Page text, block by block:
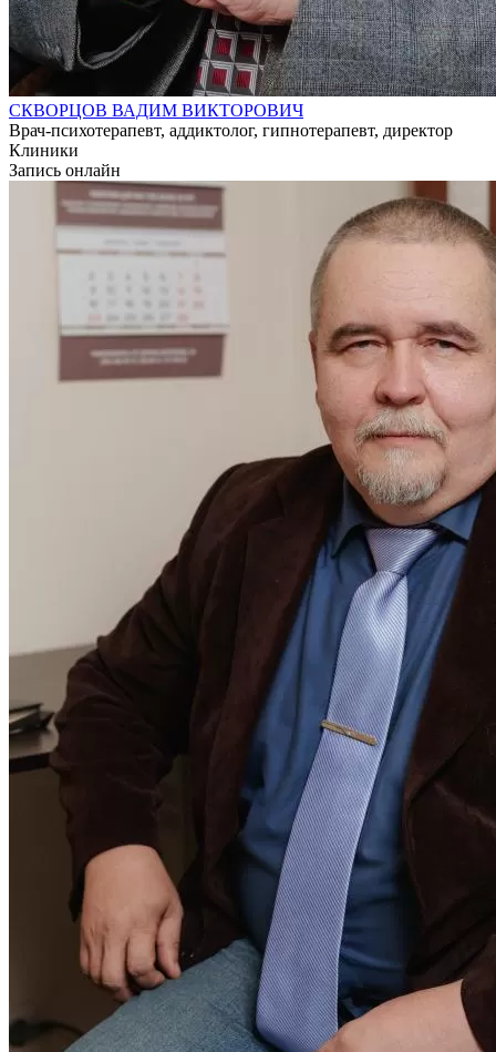
СКВОРЦОВ ВАДИМ ВИКТОРОВИЧ
Врач-психотерапевт, аддиктолог, гипнотерапевт, директор
Клиники
Запись онлайн